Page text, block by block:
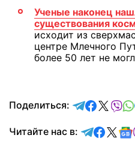
Ученые наконец
существования
исходит из
центре Млечного
более 50 лет не
Поделиться: отправить
Читайте нас в: Читайте